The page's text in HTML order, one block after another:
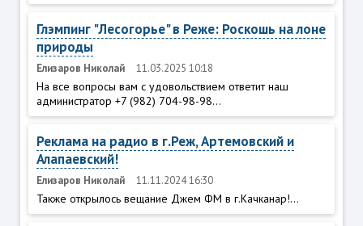
Глэмпинг "Лесогорье" в Реже: Роскошь на лоне
природы
Елизаров Николай 11.03.2025 10:18
На все вопросы вам с удовольствием ответит наш
администратор +7 (982) 704-98-98...
Реклама на радио в г.Реж, Артемовский и
Алапаевский!
Елизаров Николай 11.11.2024 16:30
Также открылось вещание Джем ФМ в г.Качканар!...